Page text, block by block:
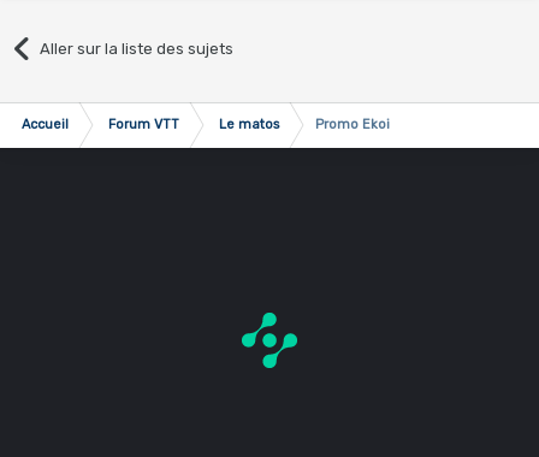
Aller sur la liste des sujets
Accueil Forum VTT Le matos Promo Ekoi